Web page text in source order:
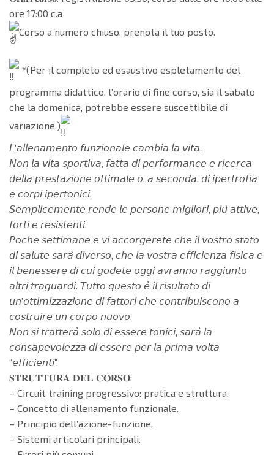
ore 17:00 c.a
Corso a numero chiuso, prenota il tuo posto.
*(Per il completo ed esaustivo espletamento del
programma didattico, l’orario di fine corso, sia il sabato
che la domenica, potrebbe essere suscettibile di
variazione.)
𝘓’𝘢𝘭𝘭𝘦𝘯𝘢𝘮𝘦𝘯𝘵𝘰 𝘧𝘶𝘯𝘻𝘪𝘰𝘯𝘢𝘭𝘦 𝘤𝘢𝘮𝘣𝘪𝘢 𝘭𝘢 𝘷𝘪𝘵𝘢.
𝘕𝘰𝘯 𝘭𝘢 𝘷𝘪𝘵𝘢 𝘴𝘱𝘰𝘳𝘵𝘪𝘷𝘢, 𝘧𝘢𝘵𝘵𝘢 𝘥𝘪 𝘱𝘦𝘳𝘧𝘰𝘳𝘮𝘢𝘯𝘤𝘦 𝘦 𝘳𝘪𝘤𝘦𝘳𝘤𝘢
𝘥𝘦𝘭𝘭𝘢 𝘱𝘳𝘦𝘴𝘵𝘢𝘻𝘪𝘰𝘯𝘦 𝘰𝘵𝘵𝘪𝘮𝘢𝘭𝘦 𝘰, 𝘢 𝘴𝘦𝘤𝘰𝘯𝘥𝘢, 𝘥𝘪 𝘪𝘱𝘦𝘳𝘵𝘳𝘰𝘧𝘪𝘢
𝘦 𝘤𝘰𝘳𝘱𝘪 𝘪𝘱𝘦𝘳𝘵𝘰𝘯𝘪𝘤𝘪.
𝘚𝘦𝘮𝘱𝘭𝘪𝘤𝘦𝘮𝘦𝘯𝘵𝘦 𝘳𝘦𝘯𝘥𝘦 𝘭𝘦 𝘱𝘦𝘳𝘴𝘰𝘯𝘦 𝘮𝘪𝘨𝘭𝘪𝘰𝘳𝘪, 𝘱𝘪𝘶̀ 𝘢𝘵𝘵𝘪𝘷𝘦,
𝘧𝘰𝘳𝘵𝘪 𝘦 𝘳𝘦𝘴𝘪𝘴𝘵𝘦𝘯𝘵𝘪.
𝘗𝘰𝘤𝘩𝘦 𝘴𝘦𝘵𝘵𝘪𝘮𝘢𝘯𝘦 𝘦 𝘷𝘪 𝘢𝘤𝘤𝘰𝘳𝘨𝘦𝘳𝘦𝘵𝘦 𝘤𝘩𝘦 𝘪𝘭 𝘷𝘰𝘴𝘵𝘳𝘰 𝘴𝘵𝘢𝘵𝘰
𝘥𝘪 𝘴𝘢𝘭𝘶𝘵𝘦 𝘴𝘢𝘳𝘢̀ 𝘥𝘪𝘷𝘦𝘳𝘴𝘰, 𝘤𝘩𝘦 𝘭𝘢 𝘷𝘰𝘴𝘵𝘳𝘢 𝘦𝘧𝘧𝘪𝘤𝘪𝘦𝘯𝘻𝘢 𝘧𝘪𝘴𝘪𝘤𝘢 𝘦
𝘪𝘭 𝘣𝘦𝘯𝘦𝘴𝘴𝘦𝘳𝘦 𝘥𝘪 𝘤𝘶𝘪 𝘨𝘰𝘥𝘦𝘵𝘦 𝘰𝘨𝘨𝘪 𝘢𝘷𝘳𝘢𝘯𝘯𝘰 𝘳𝘢𝘨𝘨𝘪𝘶𝘯𝘵𝘰
𝘢𝘭𝘵𝘳𝘪 𝘵𝘳𝘢𝘨𝘶𝘢𝘳𝘥𝘪. 𝘛𝘶𝘵𝘵𝘰 𝘲𝘶𝘦𝘴𝘵𝘰 𝘦̀ 𝘪𝘭 𝘳𝘪𝘴𝘶𝘭𝘵𝘢𝘵𝘰 𝘥𝘪
𝘶𝘯’𝘰𝘵𝘵𝘪𝘮𝘪𝘻𝘻𝘢𝘻𝘪𝘰𝘯𝘦 𝘥𝘪 𝘧𝘢𝘵𝘵𝘰𝘳𝘪 𝘤𝘩𝘦 𝘤𝘰𝘯𝘵𝘳𝘪𝘣𝘶𝘪𝘴𝘤𝘰𝘯𝘰 𝘢
𝘤𝘰𝘴𝘵𝘳𝘶𝘪𝘳𝘦 𝘶𝘯 𝘤𝘰𝘳𝘱𝘰 𝘯𝘶𝘰𝘷𝘰.
𝘕𝘰𝘯 𝘴𝘪 𝘵𝘳𝘢𝘵𝘵𝘦𝘳𝘢̀ 𝘴𝘰𝘭𝘰 𝘥𝘪 𝘦𝘴𝘴𝘦𝘳𝘦 𝘵𝘰𝘯𝘪𝘤𝘪, 𝘴𝘢𝘳𝘢̀ 𝘭𝘢
𝘤𝘰𝘯𝘴𝘢𝘱𝘦𝘷𝘰𝘭𝘦𝘻𝘻𝘢 𝘥𝘪 𝘦𝘴𝘴𝘦𝘳𝘦 𝘱𝘦𝘳 𝘭𝘢 𝘱𝘳𝘪𝘮𝘢 𝘷𝘰𝘭𝘵𝘢
“𝘦𝘧𝘧𝘪𝘤𝘪𝘦𝘯𝘵𝘪”.
𝐒𝐓𝐑𝐔𝐓𝐓𝐔𝐑𝐀 𝐃𝐄𝐋 𝐂𝐎𝐑𝐒𝐎:
– Circuit training progressivo: pratica e struttura.
– Concetto di allenamento funzionale.
– Principio dell’azione-funzione.
– Sistemi articolari principali.